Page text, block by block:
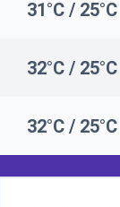
31°C / 25°C
32°C / 25°C
32°C / 25°C